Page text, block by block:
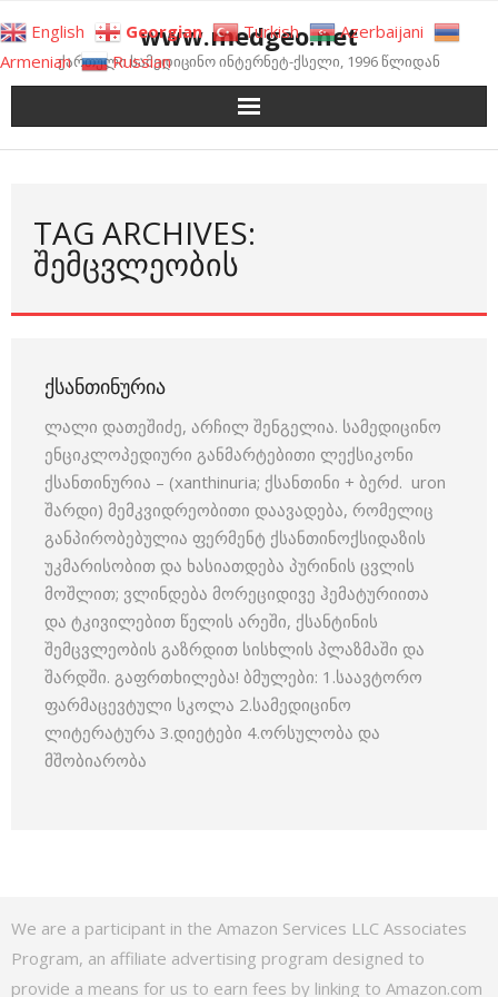
to
content
www.medgeo.net
ქართული სამედიცინო ინტერნეტ-ქსელი, 1996 წლიდან
TAG ARCHIVES:
ᲨᲔᲛᲪᲕᲚᲔᲝᲑᲘᲡ
ᲥᲡᲐᲜᲗᲘᲜᲣᲠᲘᲐ
ლალი დათეშიძე, არჩილ შენგელია. სამედიცინო
ენციკლოპედიური განმარტებითი ლექსიკონი
ქსანთინურია – (xanthinuria; ქსანთინი + ბერძ. uron
შარდი) მემკვიდრეობითი დაავადება, რომელიც
განპირობებულია ფერმენტ ქსანთინოქსიდაზის
უკმარისობით და ხასიათდება პურინის ცვლის
მოშლით; ვლინდება მორეციდივე ჰემატურიითა
და ტკივილებით წელის არეში, ქსანტინის
შემცვლეობის გაზრდით სისხლის პლაზმაში და
შარდში. გაფრთხილება! ბმულები: 1.საავტორო
ფარმაცევტული სკოლა 2.სამედიცინო
ლიტერატურა 3.დიეტები 4.ორსულობა და
მშობიარობა
We are a participant in the Amazon Services LLC Associates
Program, an affiliate advertising program designed to
provide a means for us to earn fees by linking to Amazon.com
English Georgian Turkish
Azerbaijani
Armenian
Russian